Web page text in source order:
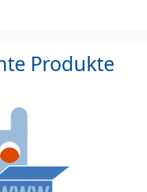
Produkte